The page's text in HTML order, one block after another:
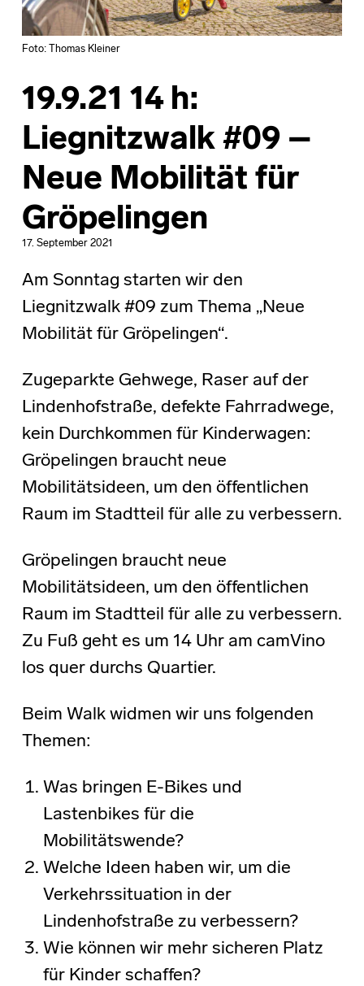
Foto: Thomas Kleiner
19.9.21 14 h:
Liegnitzwalk #09 –
Neue Mobilität für
Gröpelingen
17. September 2021
Am Sonntag starten wir den
Liegnitzwalk #09 zum Thema „Neue
Mobilität für Gröpelingen“.
Zugeparkte Gehwege, Raser auf der
Lindenhofstraße, defekte Fahrradwege,
kein Durchkommen für Kinderwagen:
Gröpelingen braucht neue
Mobilitätsideen, um den öffentlichen
Raum im Stadtteil für alle zu verbessern.
Gröpelingen braucht neue
Mobilitätsideen, um den öffentlichen
Raum im Stadtteil für alle zu verbessern.
Zu Fuß geht es um 14 Uhr am camVino
los quer durchs Quartier.
Beim Walk widmen wir uns folgenden
Themen:
Was bringen E-Bikes und
Lastenbikes für die
Mobilitätswende?
Welche Ideen haben wir, um die
Verkehrssituation in der
Lindenhofstraße zu verbessern?
Wie können wir mehr sicheren Platz
für Kinder schaffen?